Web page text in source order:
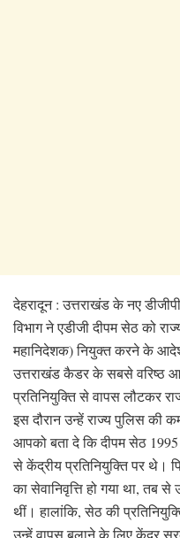
देहरादून : उत्तराखंड के नए
विभाग ने एडीजी दीपम सेठ को
महानिदेशक) नियुक्त करने के
उत्तराखंड कैडर के सबसे वरिष्ठ
प्रतिनियुक्ति से वापस लौटकर
इस दौरान उन्हें राज्य पुलिस की
आपको बता दे कि दीपम सेठ
से केंद्रीय प्रतिनियुक्ति पर थे।
का सेवानिवृत्ति हो गया था, तब
थीं। हालांकि, सेठ की
उन्हें वापस बुलाने के लिए केंद्र